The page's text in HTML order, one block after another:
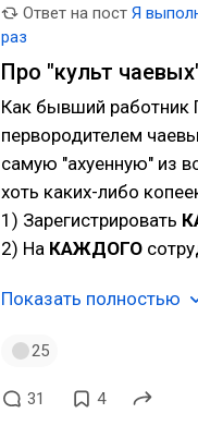
Ответ на пост Я
раз
Про "культ
Как бывший работник
первородителем
самую "ахуенную" из
хоть каких-либо
1) Зарегистрировать
2) На КАЖДОГО
Показать полностью
25
31 4